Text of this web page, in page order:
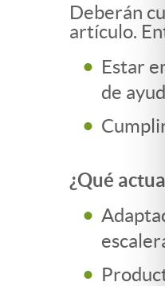
Deberán
artículo.
Estar
de
¿Qué